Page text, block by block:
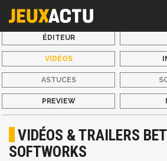
ÉDITEUR
VIDÉOS
ASTUCES
PREVIEW
VIDÉOS & TRAILERS
SOFTWORKS